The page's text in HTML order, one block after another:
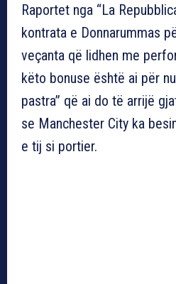
Raportet nga “La
kontrata e Donnarummas
veçanta që lidhen me
këto bonuse është ai për
pastra” që ai do të arrijë
se Manchester City ka
e tij si portier.